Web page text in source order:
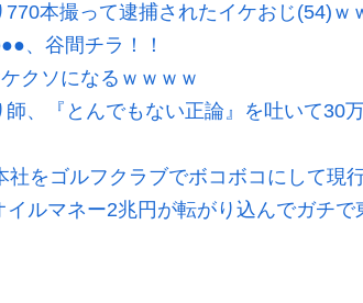
770本撮って逮捕されたイケおじ(54)ｗ
、谷間チラ！！
クソになるｗｗｗｗ
師、『とんでもない正論』を吐いて30
社をゴルフクラブでボコボコにして現
イルマネー2兆円が転がり込んでガチ